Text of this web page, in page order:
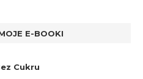
E-BOOKI
Cukru